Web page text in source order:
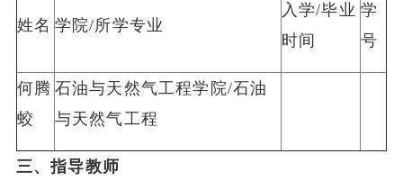
姓名 学院/所学专业
入学/毕业
时间
学
号
何腾
蛟
石油与天然气工程学院/石油
与天然气工程
三、指导教师